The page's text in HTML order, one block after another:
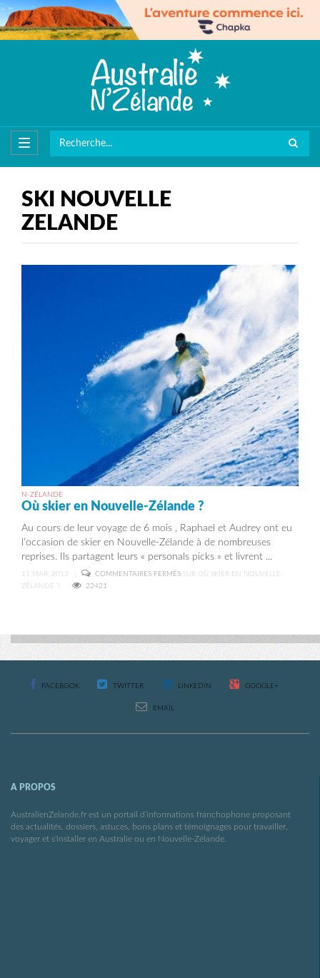
SKI NOUVELLE
ZELANDE
N-ZÉLANDE
Où skier en Nouvelle-Zélande ?
Au cours de leur voyage de 6 mois , Raphael et Audrey ont eu
l’occasion de skier en Nouvelle-Zélande à de nombreuses
reprises. Ils partagent leurs « personals picks » et livrent ...
11 MAR, 2013 COMMENTAIRES FERMÉS SUR OÙ SKIER EN NOUVELLE-
ZÉLANDE ?
22421
FACEBOOK TWITTER LINKEDIN GOOGLE+
EMAIL
A PROPOS
AustralienZelande.fr est un portail d’informations franchophone proposant
des actualités, dossiers, astuces, bons plans et témoignages pour travailler,
voyager et s'installer en Australie ou en Nouvelle-Zélande.